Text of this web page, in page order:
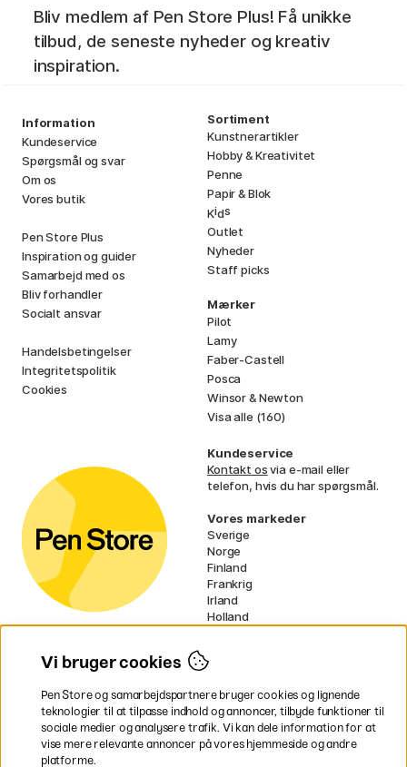
Bliv medlem af Pen Store Plus! Få unikke
tilbud, de seneste nyheder og kreativ
inspiration.
Information
Kundeservice
Spørgsmål og svar
Om os
Vores butik
Pen Store Plus
Inspiration og guider
Samarbejd med os
Bliv forhandler
Socialt ansvar
Handelsbetingelser
Integritetspolitik
Cookies
Sortiment
Kunstnerartikler
Hobby & Kreativitet
Penne
Papir & Blok
Kids
Outlet
Nyheder
Staff picks
Mærker
Pilot
Lamy
Faber-Castell
Posca
Winsor & Newton
Visa alle (160)
Kundeservice
Kontakt osvia e-mail eller
telefon, hvis du har spørgsmål.
Vores markeder
Sverige
Norge
Finland
Frankrig
Irland
Holland
EU
* Specifikkefragtvilkår gælder for
voluminøse varer.
Vi bruger cookies
Pen Store og samarbejdspartnere bruger cookies og lignende
teknologier til at tilpasse indhold og annoncer, tilbyde funktioner til
sociale medier og analysere trafik. Vi kan dele information for at
vise mere relevante annoncer på vores hjemmeside og andre
platforme.